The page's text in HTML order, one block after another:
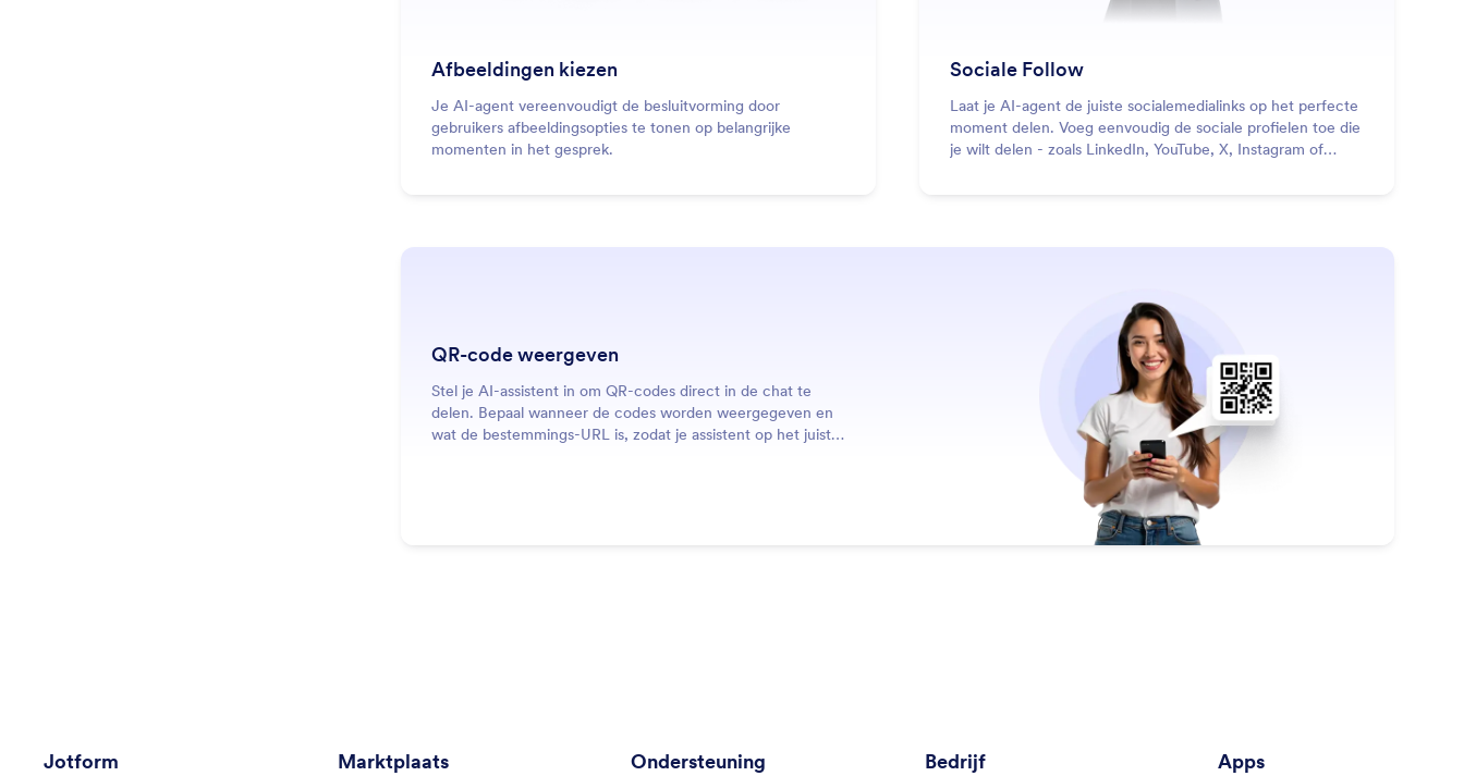
Afbeeldingen kiezen
Je AI-agent vereenvoudigt de besluitvorming door
gebruikers afbeeldingsopties te tonen op belangrijke
momenten in het gesprek.
Sociale Follow
Laat je AI-agent de juiste socialemedialinks op het perfecte
moment delen. Voeg eenvoudig de sociale profielen toe die
je wilt delen - zoals LinkedIn, YouTube, X, Instagram of
Lees meer : Show QR
QR-code weergeven
Stel je AI-assistent in om QR-codes direct in de chat te
delen. Bepaal wanneer de codes worden weergegeven en
wat de bestemmings-URL is, zodat je assistent op het juiste
Jotform Marktplaats Ondersteuning Bedrijf Apps